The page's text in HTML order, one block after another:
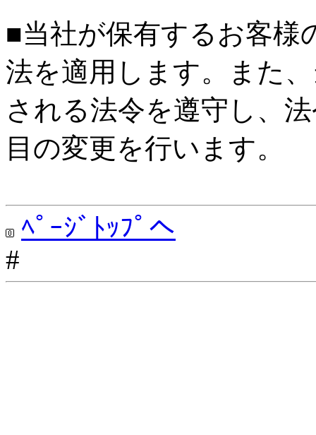
■当社が保有するお客様
法を適用します。また
される法令を遵守し、
目の変更を行います。
ﾍﾟｰｼﾞﾄｯﾌﾟへ
#